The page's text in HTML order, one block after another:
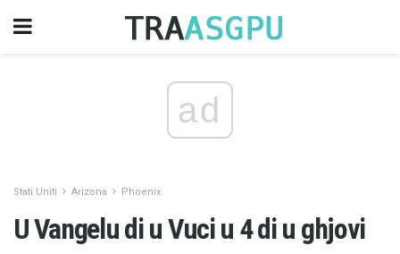
ad
Stati Uniti Arizona Phoenix
U Vangelu di u Vuci u 4 di u ghjovi